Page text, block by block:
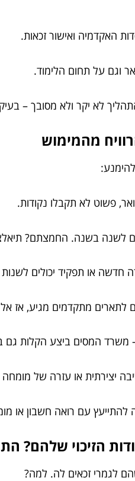
האקדמיה ואישור זכאות.
וגם על תחום הלימוד.
לא יקר ולא מסובך –
פשוט לא תקבלו נקודות.
לשנה בשנה. החמצתם?
או תפקיד יכולים לשנות
לתארים מתקדמים מגיע, אז אל
משרד המסים ביצע הקלות גם
יצירתית או עזרה של מומחה
עם רואה חשבון או
לגמרי זכאים לה. למה?